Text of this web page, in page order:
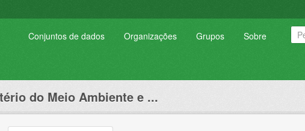
Conjuntos de dados Organizações Grupos Sobre
do Meio Ambiente e ...